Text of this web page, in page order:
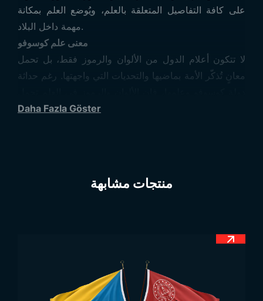
على كافة التفاصيل المتعلقة بالعلم، ويُوضع العلم بمكانة
مهمة داخل البلاد.
معنى علم كوسوفو
لا تتكون أعلام الدول من الألوان والرموز فقط، بل تحمل
معانٍ تُذكّر الأمة بماضيها والتحديات التي واجهتها. رغم حداثة
دلالات مهمة. اللون الأساسي في العلم هو الأزرق، ويغطي
تعيش في البلاد، ومن بينها الأتراك الذين قدموا دعمًا كبيرًا
كوسوفو باللون الأصفر الفاتح في مركز العلم، وهو أمر نادر
تحدد الدول أبعاد أعلامها في دساتيرها. ينطبق ذلك على علم
Daha Fazla Göster
منتجات مشابهة